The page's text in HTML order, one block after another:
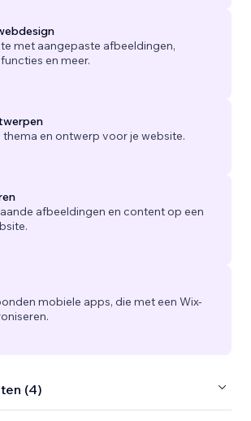
met aangepaste afbeeldingen,
en meer.
thema en ontwerp voor je website.
afbeeldingen en content op een
mobiele apps, die met een Wix-
(4)